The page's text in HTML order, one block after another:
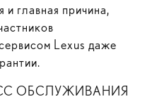
главная причина,
Lexus даже
ОБСЛУЖИВАНИЯ